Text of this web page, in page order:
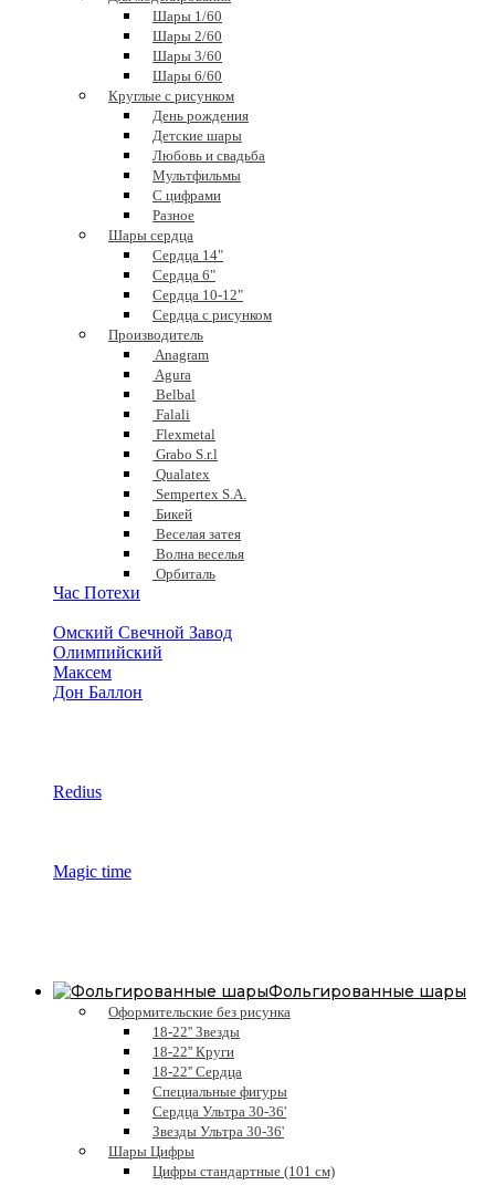
Шары 1/60
Шары 2/60
Шары 3/60
Шары 6/60
Круглые с рисунком
День рождения
Детские шары
Любовь и свадьба
Мультфильмы
С цифрами
Разное
Шары сердца
Сердца 14"
Сердца 6"
Сердца 10-12"
Сердца с рисунком
Производитель
Anagram
Agura
Belbal
Falali
Flexmetal
Grabo S.r.l
Qualatex
Sempertex S.A.
Бикей
Веселая затея
Волна веселья
Орбиталь
Час Потехи
Омский Свечной Завод
Олимпийский
Максем
Дон Баллон
Redius
Magic time
Фольгированные шары
Оформительские без рисунка
18-22'' Звезды
18-22'' Круги
18-22'' Сердца
Специальные фигуры
Сердца Ультра 30-36'
Звезды Ультра 30-36'
Шары Цифры
Цифры стандартные (101 см)